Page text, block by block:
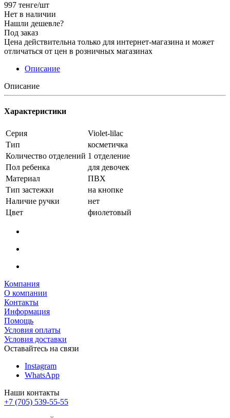
997 тенге/шт
Нет в наличии
Нашли дешевле?
Под заказ
Цена действительна только для интернет-магазина и может
отличаться от цен в розничных магазинах
Описание
Описание
Характеристики
Серия
Violet-lilac
Тип
косметичка
Количество отделений 1 отделение
Пол ребенка
для девочек
Материал
ПВХ
Тип застежки
на кнопке
Наличие ручки
нет
Цвет
фиолетовый
Компания
О компании
Контакты
Информация
Помощь
Условия оплаты
Условия доставки
Оставайтесь на связи
Instagram
WhatsApp
Наши контакты
+7 (705) 539-55-55